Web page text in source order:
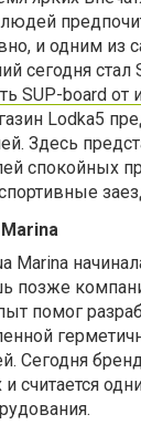
и одним из
сегодня стал
SUP-board от
Lodka5
Здесь
спокойных
Marina
позже
помог
Сегодня
считается